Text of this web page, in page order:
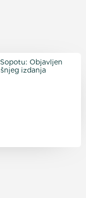
Objavljen
izdanja